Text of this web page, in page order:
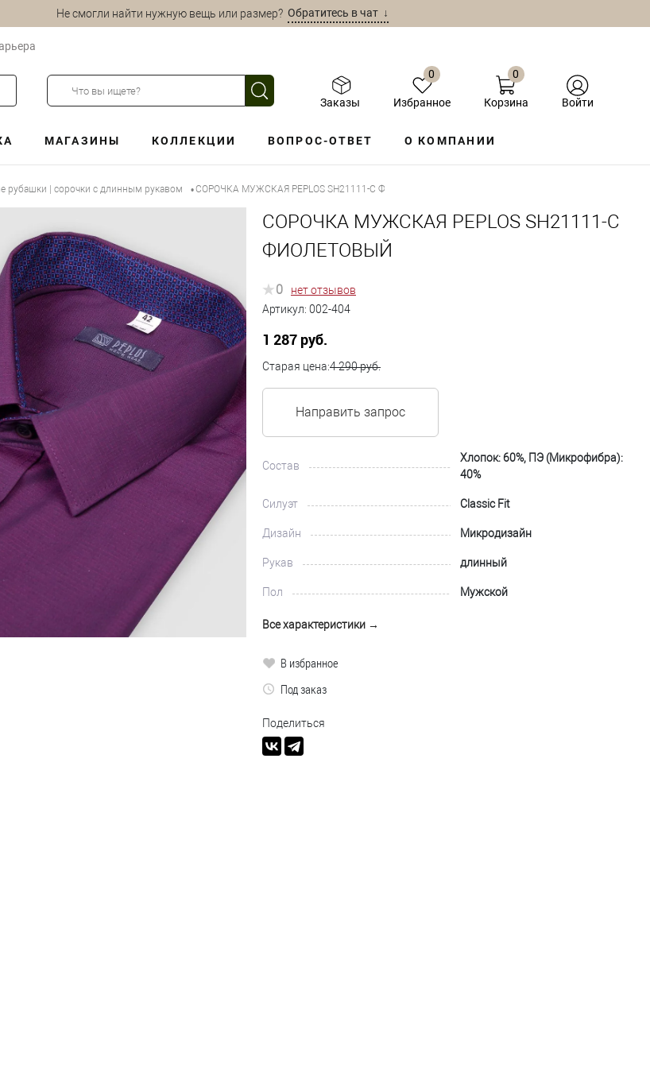
Не смогли найти нужную вещь или размер?Обратитесь в чат ↓
Заказы
0
Избранное
0
Корзина Войти
МАГАЗИНЫ КОЛЛЕКЦИИ ВОПРОС-ОТВЕТ О КОМПАНИИ
рубашки | сорочки с длинным рукавом •СОРОЧКА МУЖСКАЯ PEPLOS SH21111-С ФИОЛЕТОВЫЙ
СОРОЧКА МУЖСКАЯ PEPLOS SH21111-С
ФИОЛЕТОВЫЙ
0
нет отзывов
Артикул: 002-404
1 287 руб.
Старая цена:4 290 руб.
Направить запрос
Состав
Хлопок: 60%, ПЭ (Микрофибра):
40%
Силуэт Classic Fit
Дизайн Микродизайн
Рукав длинный
Пол Мужской
Все характеристики →
В избранное
Под заказ
Поделиться